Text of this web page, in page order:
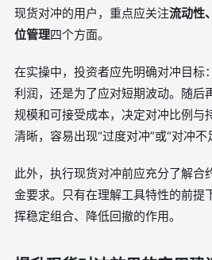
现货对冲的用户，重点应关注流动性
位管理四个方面。
在实操中，投资者应先明确对冲目标
利润，还是为了应对短期波动。随后
规模和可接受成本，决定对冲比例与
清晰，容易出现“过度对冲”或“对冲不
此外，执行现货对冲前应充分了解合
金要求。只有在理解工具特性的前提
挥稳定组合、降低回撤的作用。